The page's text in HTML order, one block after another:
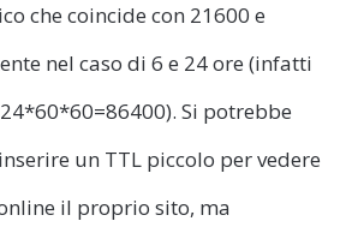
che coincide con 21600 e
nel caso di 6 e 24 ore (infatti
Si potrebbe
un TTL piccolo per vedere
il proprio sito, ma